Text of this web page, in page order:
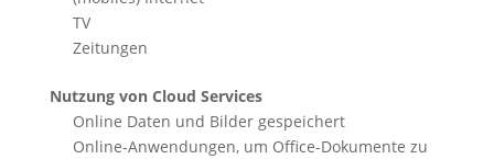
TV
Zeitungen
Nutzung von Cloud Services
Online Daten und Bilder gespeichert
Online-Anwendungen, um Office-Dokumente zu